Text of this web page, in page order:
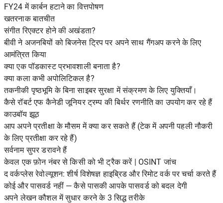
FY24 में कार्बन हटाने का वित्तपोषण
खतरनाक बातचीत
संगीत रिएक्टर होने की अखंडता?
बीवी ने अजनबियों को बिजनेस ट्रिप पर अपने साथ गैंगअप करने के लिए
आमंत्रित किया
क्या एक पॉडकास्ट प्रभावशाली बनाता है?
क्या कला कभी अपोलिटिकल है?
तकनीकी पृष्ठभूमि के बिना साइबर सुरक्षा में संक्रमण के लिए युक्तियाँ।
कैसे रॉबर्ट एफ कैनेडी जूनियर ट्रम्प की बिर्थर रणनीति का उपयोग कर रहे हैं
काउबॉय झूठ
आप अपने प्रतीक्षा के मौसम में क्या कर सकते हैं (टेक में अपनी पहली नौकरी
के लिए प्रतीक्षा कर रहे हैं)
सर्वनाम सुपर डरावने हैं
केवल एक फ़ोन नंबर से किसी को भी ट्रैक करें | OSINT जांच
द वर्कप्लेस रेवोल्यूशन: शीर्ष विशेषज्ञ हाइब्रिड और रिमोट वर्क पर चर्चा करते हैं
कोई और पासवर्ड नहीं — कैसे पासकी आपके पासवर्ड को बदल देगी
अपने लेखन कौशल में सुधार करने के 3 सिद्ध तरीके